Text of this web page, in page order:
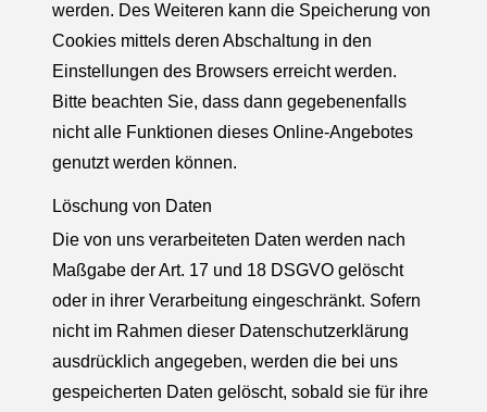
werden. Des Weiteren kann die Speicherung von
Cookies mittels deren Abschaltung in den
Einstellungen des Browsers erreicht werden.
Bitte beachten Sie, dass dann gegebenenfalls
nicht alle Funktionen dieses Online-Angebotes
genutzt werden können.
Löschung von Daten
Die von uns verarbeiteten Daten werden nach
Maßgabe der Art. 17 und 18 DSGVO gelöscht
oder in ihrer Verarbeitung eingeschränkt. Sofern
nicht im Rahmen dieser Datenschutzerklärung
ausdrücklich angegeben, werden die bei uns
gespeicherten Daten gelöscht, sobald sie für ihre